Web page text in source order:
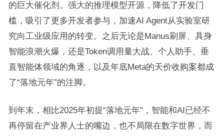
的巨大催化剂。强大的推理模型开源，降低了开发门
槛，吸引了更多开发者参与，加速AI Agent从实验室研
究向工业级应用的转变。之后无论是Manus刷屏、具身
智能浪潮火爆，还是Token调用量大战、个人助手、垂
直智能体领域的角逐，以及年底Meta的天价收购案都成
了“落地元年”的注脚。
到年末，相比2025年初提“落地元年”，智能和AI已经不
再停留在产业界人士的嘴边，也不局限在数字世界，而